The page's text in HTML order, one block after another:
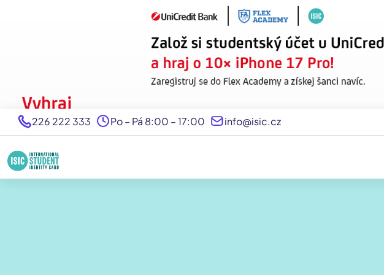
226 222 333 Po – Pá 8:00 – 17:00 info@isic.cz